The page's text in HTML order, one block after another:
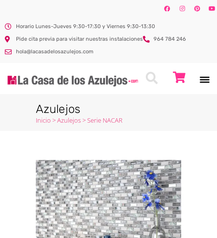
Horario Lunes-Jueves 9:30-17:30 y Viernes 9:30-13:30
Pide cita previa para visitar nuestras instalaciones
964 784 246
hola@lacasadelosazulejos.com
Azulejos
Inicio >Azulejos>Serie NACAR